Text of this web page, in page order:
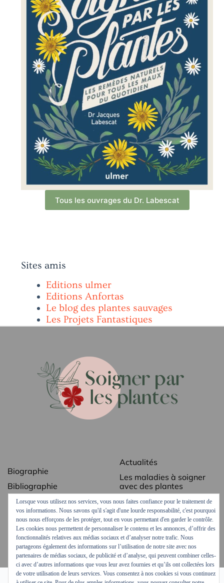
Tous les ouvrages du Dr. Labescat
Sites amis
Editions ulmer
Editions Anfortas
Le blog des plantes sauvages
Les Projets Fantastiques
Biographie
Bibliographie
Revue de presse
Contact
Mentions légales
Actualités
Les maladies à soigner
avec des plantes
Les secrets des plantes
médicinales
Ordonnances vertes
Podcasts et vidéos
Lorsque vous utilisez nos services, vous nous faites confiance pour le traitement de
vos informations. Nous savons qu'il s'agit d'une lourde responsabilité, c'est pourquoi
nous nous efforçons de les protéger, tout en vous permettant d'en garder le contrôle.
Les cookies nous permettent de personnaliser le contenu et les annonces, d’offrir des
fonctionnalités relatives aux médias sociaux et d’analyser notre trafic. Nous
partageons également des informations sur l’utilisation de notre site avec nos
partenaires de médias sociaux, de publicité et d’analyse, qui peuvent combiner celles-
ci avec d’autres informations que vous leur avez fournies et qu’ils ont collectées lors
de votre utilisation de leurs services. Vous consentez à nos cookies si vous continuez